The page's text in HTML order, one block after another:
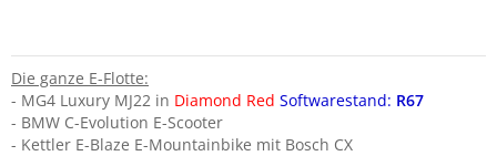
Die ganze E-Flotte:
- MG4 Luxury MJ22 in Diamond Red Softwarestand: R67
- BMW C-Evolution E-Scooter
- Kettler E-Blaze E-Mountainbike mit Bosch CX